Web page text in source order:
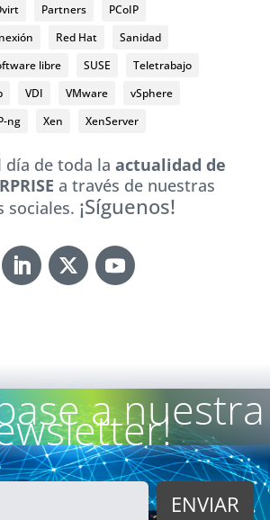
Partners
PCoIP
Red Hat
Sanidad
libre SUSE
Teletrabajo
VDI VMware
vSphere
ng Xen XenServer
día de toda laactualidad de
a través de nuestras
sociales. ¡Síguenos!
a nuestra